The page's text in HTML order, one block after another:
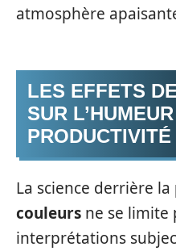
atmosphère
LES EFFETS
SUR
PRODUCTIVITÉ
La science derrière la
couleurs ne se limite
interprétations